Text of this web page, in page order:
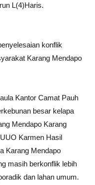
L(4)Haris.
konflik
Karang Mendapo
Kantor Camat Pauh
besar kelapa
Mendapo Karang
Karmen Hasil
Karang Mendapo
masih berkonflik lebih
dan lahan umum.